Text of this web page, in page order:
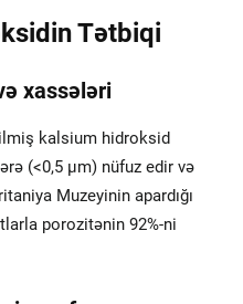
Tətbiqi
xassələri
kalsium hidroksid
(<0,5 µm) nüfuz edir və
Muzeyinin apardığı
porozitənin 92%-ni